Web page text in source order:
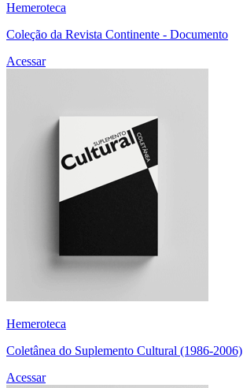
Hemeroteca
Coleção da Revista Continente - Documento
Acessar
Hemeroteca
Coletânea do Suplemento Cultural (1986-2006)
Acessar